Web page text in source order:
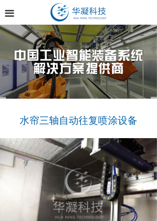
끀
首页
关于华凝
产品中心
新闻中心
联系我们
水帘三轴自动往复喷涂设备